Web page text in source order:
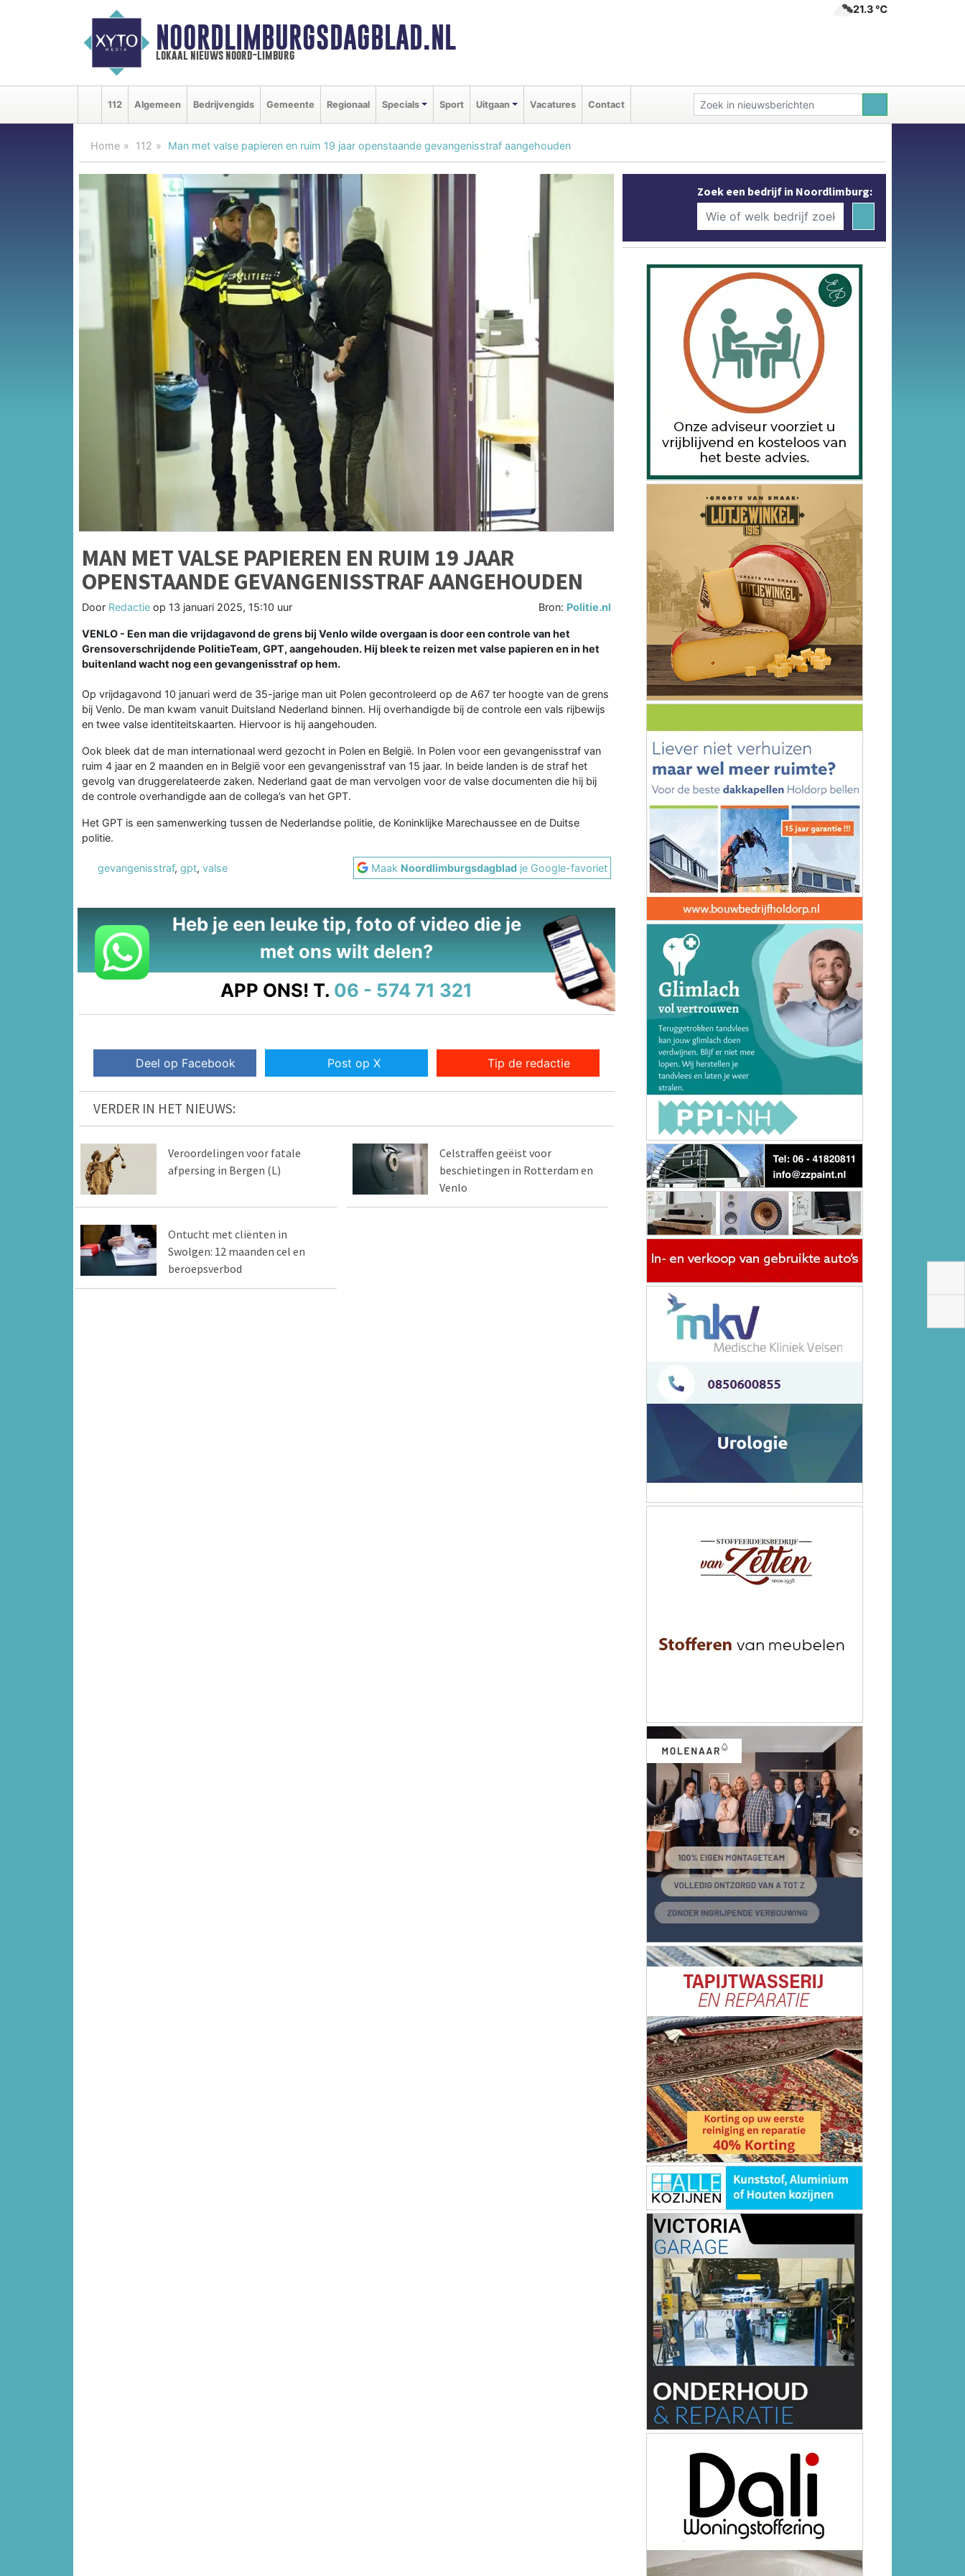
NOORDLIMBURGSDAGBLAD.NL
lokaal nieuws noord-limburg
21.3 ℃
112 Algemeen Bedrijvengids Gemeente Regionaal Specials Sport Uitgaan Vacatures Contact
Home 112 Man met valse papieren en ruim 19 jaar openstaande gevangenisstraf aangehouden
MAN MET VALSE PAPIEREN EN RUIM 19 JAAR
OPENSTAANDE GEVANGENISSTRAF AANGEHOUDEN
Door Redactie op 13 januari 2025, 15:10 uur Bron: Politie.nl
VENLO - Een man die vrijdagavond de grens bij Venlo wilde overgaan is door een controle van het
Grensoverschrijdende PolitieTeam, GPT, aangehouden. Hij bleek te reizen met valse papieren en in het
buitenland wacht nog een gevangenisstraf op hem.
Op vrijdagavond 10 januari werd de 35-jarige man uit Polen gecontroleerd op de A67 ter hoogte van de grens
bij Venlo. De man kwam vanuit Duitsland Nederland binnen. Hij overhandigde bij de controle een vals rijbewijs
en twee valse identiteitskaarten. Hiervoor is hij aangehouden.
Ook bleek dat de man internationaal werd gezocht in Polen en België. In Polen voor een gevangenisstraf van
ruim 4 jaar en 2 maanden en in België voor een gevangenisstraf van 15 jaar. In beide landen is de straf het
gevolg van druggerelateerde zaken. Nederland gaat de man vervolgen voor de valse documenten die hij bij
de controle overhandigde aan de collega’s van het GPT.
Het GPT is een samenwerking tussen de Nederlandse politie, de Koninklijke Marechaussee en de Duitse
politie.
gevangenisstraf, gpt, valse Maak Noordlimburgsdagblad je Google-favoriet
Heb je een leuke tip, foto of video die je
met ons wilt delen?
APP ONS! T. 06 - 574 71 321
Deel op Facebook Post op X Tip de redactie
VERDER IN HET NIEUWS:
Veroordelingen voor fatale
afpersing in Bergen (L)
Celstraffen geëist voor
beschietingen in Rotterdam en
Venlo
Ontucht met cliënten in
Swolgen: 12 maanden cel en
beroepsverbod
Zoek een bedrijf in Noordlimburg: